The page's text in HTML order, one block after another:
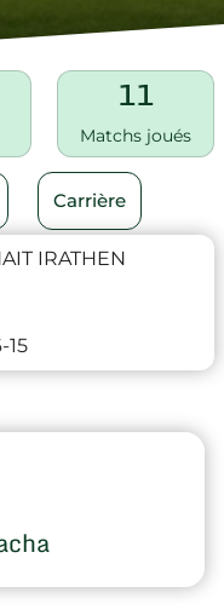
11
Matchs joués
Carrière
IRATHEN
15